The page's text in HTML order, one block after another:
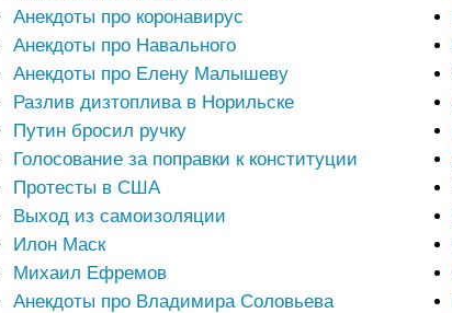
Анекдоты про коронавирус
Анекдоты про Навального
Анекдоты про Елену Малышеву
Разлив дизтоплива в Норильске
Путин бросил ручку
Голосование за поправки к конституции
Протесты в США
Выход из самоизоляции
Илон Маск
Михаил Ефремов
Анекдоты про Владимира Соловьева